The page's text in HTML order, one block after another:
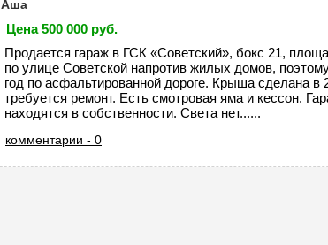
Аша
Цена 500 000 руб.
Продается гараж в ГСК «Советский», бокс 21,
по улице Советской напротив жилых домов,
год по асфальтированной дороге. Крыша сделана в
требуется ремонт. Есть смотровая яма и кессон.
находятся в собственности. Света нет......
комментарии - 0